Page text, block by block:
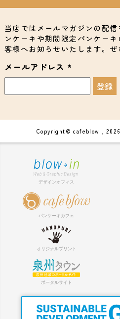
当店ではメールマガジンの配
ンケーキや期間限定パンケー
客様へお知らせいたします。ぜ
メールアドレス *
Copyright© cafeblow ,